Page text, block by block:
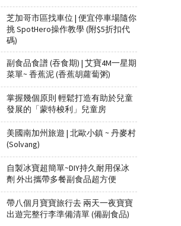
芝加哥市區找車位 | 便宜停車場隨你
挑 SpotHero操作教學 (附$5折扣代
碼)
副食品食譜 (吞食期) | 艾寶4M一星期
菜單~ 香蕉泥 (香蕉胡蘿蔔粥)
掌握幾個原則 輕鬆打造有助於兒童
發展的「蒙特梭利」兒童房
美國南加州旅遊 | 北歐小鎮 ~ 丹麥村
(Solvang)
自製冰寶超簡單~DIY持久耐用保冰
劑 外出攜帶多餐副食品超方便
帶八個月寶寶旅行去 兩天一夜寶寶
出遊完整行李準備清單 (備副食品)